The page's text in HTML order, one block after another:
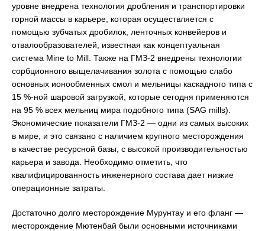
уровне внедрена технология дробления и транспортировки
горной массы в карьере, которая осуществляется с
помощью зубчатых дробилок, ленточных конвейеров и
отвалообразователей, известная как концептуальная
система Mine to Mill. Также на ГМЗ-2 внедрены технологии
сорбционного выщелачивания золота с помощью слабо
основных ионообменных смол и мельницы каскадного типа с
15 %-ной шаровой загрузкой, которые сегодня применяются
на 95 % всех мельниц мира подобного типа (SAG mills).
Экономические показатели ГМЗ-2 — одни из самых высоких
в мире, и это связано с наличием крупного месторождения
в качестве ресурсной базы, с высокой производительностью
карьера и завода. Необходимо отметить, что
квалифицированность инженерного состава дает низкие
операционные затраты.
Достаточно долго месторождение Мурунтау и его фланг —
месторождение Мютенбай были основными источниками